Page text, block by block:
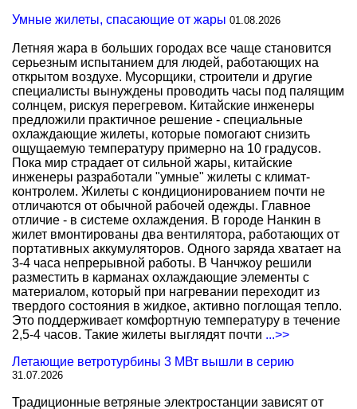
Умные жилеты, спасающие от жары 01.08.2026
Летняя жара в больших городах все чаще становится
серьезным испытанием для людей, работающих на
открытом воздухе. Мусорщики, строители и другие
специалисты вынуждены проводить часы под палящим
солнцем, рискуя перегревом. Китайские инженеры
предложили практичное решение - специальные
охлаждающие жилеты, которые помогают снизить
ощущаемую температуру примерно на 10 градусов.
Пока мир страдает от сильной жары, китайские
инженеры разработали "умные" жилеты с климат-
контролем. Жилеты с кондиционированием почти не
отличаются от обычной рабочей одежды. Главное
отличие - в системе охлаждения. В городе Нанкин в
жилет вмонтированы два вентилятора, работающих от
портативных аккумуляторов. Одного заряда хватает на
3-4 часа непрерывной работы. В Чанчжоу решили
разместить в карманах охлаждающие элементы с
материалом, который при нагревании переходит из
твердого состояния в жидкое, активно поглощая тепло.
Это поддерживает комфортную температуру в течение
2,5-4 часов. Такие жилеты выглядят почти ...>>
Летающие ветротурбины 3 МВт вышли в серию
31.07.2026
Традиционные ветряные электростанции зависят от